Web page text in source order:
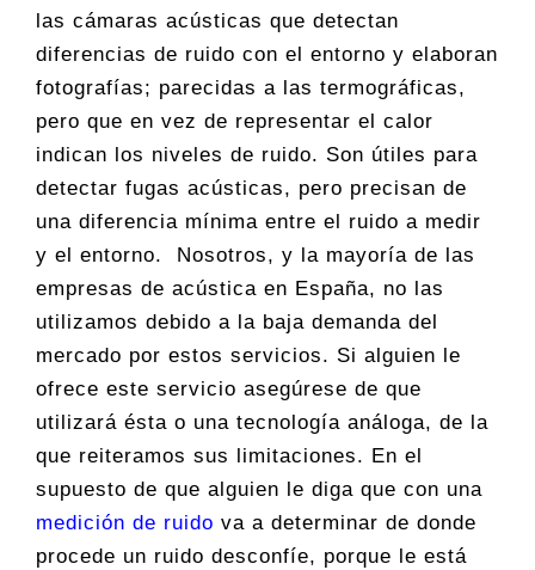
las cámaras acústicas que detectan
diferencias de ruido con el entorno y elaboran
fotografías; parecidas a las termográficas,
pero que en vez de representar el calor
indican los niveles de ruido. Son útiles para
detectar fugas acústicas, pero precisan de
una diferencia mínima entre el ruido a medir
y el entorno. Nosotros, y la mayoría de las
empresas de acústica en España, no las
utilizamos debido a la baja demanda del
mercado por estos servicios. Si alguien le
ofrece este servicio asegúrese de que
utilizará ésta o una tecnología análoga, de la
que reiteramos sus limitaciones. En el
supuesto de que alguien le diga que con una
medición de ruido va a determinar de donde
procede un ruido desconfíe, porque le está